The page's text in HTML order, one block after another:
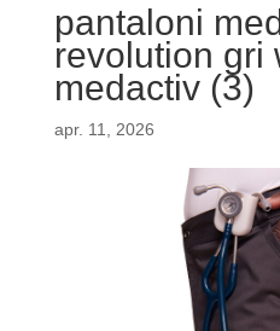
pantaloni
revolution gri
medactiv (3)
apr. 11, 2026